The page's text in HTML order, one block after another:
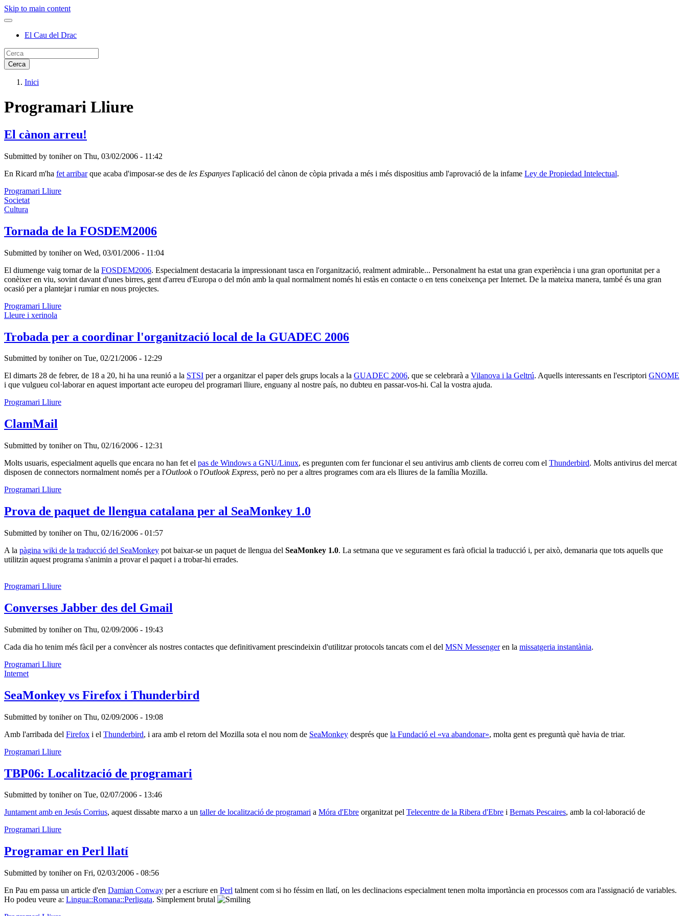
Skip to main content
El Cau del Drac
Inici
Programari Lliure
El cànon arreu!
Submitted by toniheron Thu, 03/02/2006 - 11:42
En Ricard m'ha fet arribarque acaba d'imposar-se des de les Espanyes l'aplicació del cànon de còpia privada a més i més dispositius amb l'aprovació de la infame Ley de Propiedad Intelectual.
Programari Lliure
Societat
Cultura
Tornada de la FOSDEM2006
Submitted by toniheron Wed, 03/01/2006 - 11:04
El diumenge vaig tornar de la FOSDEM2006. Especialment destacaria la impressionant tasca en l'organització, realment admirable... Personalment ha estat una gran experiència i una gran oportunitat per a
conèixer en viu, sovint davant d'unes birres, gent d'arreu d'Europa o del món amb la qual normalment només hi estàs en contacte o en tens coneixença per Internet. De la mateixa manera, també és una gran
ocasió per a plantejar i rumiar en nous projectes.
Programari Lliure
Lleure i xerinola
Trobada per a coordinar l'organització local de la GUADEC 2006
Submitted by toniheron Tue, 02/21/2006 - 12:29
El dimarts 28 de febrer, de 18 a 20, hi ha una reunió a la STSI per a organitzar el paper dels grups locals a la GUADEC 2006, que se celebrarà a Vilanova i la Geltrú. Aquells interessants en l'escriptori GNOME
i que vulgueu col·laborar en aquest important acte europeu del programari lliure, enguany al nostre país, no dubteu en passar-vos-hi. Cal la vostra ajuda.
Programari Lliure
ClamMail
Submitted by toniheron Thu, 02/16/2006 - 12:31
Molts usuaris, especialment aquells que encara no han fet el pas de Windows a GNU/Linux, es pregunten com fer funcionar el seu antivirus amb clients de correu com el Thunderbird. Molts antivirus del mercat
disposen de connectors normalment només per a l'Outlooko l'Outlook Express, però no per a altres programes com ara els lliures de la família Mozilla.
Programari Lliure
Prova de paquet de llengua catalana per al SeaMonkey 1.0
Submitted by toniheron Thu, 02/16/2006 - 01:57
A la pàgina wiki de la traducció del SeaMonkey pot baixar-se un paquet de llengua del SeaMonkey 1.0. La setmana que ve segurament es farà oficial la traducció i, per això, demanaria que tots aquells que
utilitzin aquest programa s'animin a provar el paquet i a trobar-hi errades.
Programari Lliure
Converses Jabber des del Gmail
Submitted by toniheron Thu, 02/09/2006 - 19:43
Cada dia ho tenim més fàcil per a convèncer als nostres contactes que definitivament prescindeixin d'utilitzar protocols tancats com el del MSN Messengeren la missatgeria instantània.
Programari Lliure
Internet
SeaMonkey vs Firefox i Thunderbird
Submitted by toniheron Thu, 02/09/2006 - 19:08
Amb l'arribada del Firefox i el Thunderbird, i ara amb el retorn del Mozilla sota el nou nom de SeaMonkey després que la Fundació el «va abandonar», molta gent es preguntà què havia de triar.
Programari Lliure
TBP06: Localització de programari
Submitted by toniheron Tue, 02/07/2006 - 13:46
Juntament amb en Jesús Corrius, aquest dissabte marxo a un taller de localització de programari a Móra d'Ebre organitzat pel Telecentre de la Ribera d'Ebre i Bernats Pescaires, amb la col·laboració de
Programari Lliure
Programar en Perl llatí
Submitted by toniheron Fri, 02/03/2006 - 08:56
En Pau em passa un article d'en Damian Conway per a escriure en Perl talment com si ho féssim en llatí, on les declinacions especialment tenen molta importància en processos com ara l'assignació de variables.
Ho podeu veure a: Lingua::Romana::Perligata. Simplement brutal